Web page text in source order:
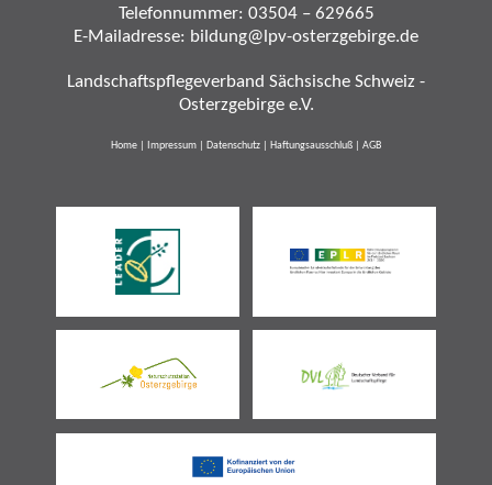
Telefonnummer: 03504 – 629665
E-Mailadresse: bildung@lpv-osterzgebirge.de
Landschaftspflegeverband Sächsische Schweiz -
Osterzgebirge e.V.
Home Impressum Datenschutz Haftungsausschluß AGB